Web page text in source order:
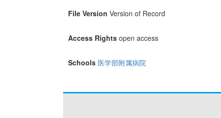
File Version Version of Record
Access Rights open access
Schools 医学部附属病院